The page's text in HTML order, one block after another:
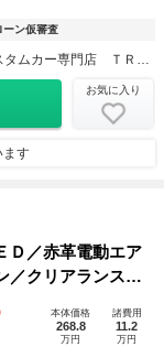
ーン仮審査
お気に入り
ます
／赤革電動エア
／クリアランスソ
シフト／純正ナ
メラ／純正１９Ａ
本体価格
268.8
万円
諸費用
11.2
万円